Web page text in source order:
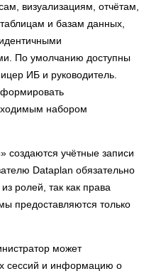
визуализациям, отчётам,
и базам данных,
По умолчанию доступны
ИБ и руководитель.
набором
создаются учётные записи
Dataplan обязательно
ролей, так как права
предоставляются только
может
сессий и информацию о